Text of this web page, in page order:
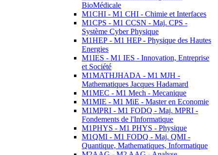
BioMédicale
M1CHI - M1 CHI - Chimie et Interfaces
M1CPS - M1 CCSN - Maj. CPS -
Système Cyber Physique
M1HEP - M1 HEP - Physique des Hautes
Energies
M1IES - M1 IES - Innovation, Entreprise
et Société
M1MATHJHADA - M1 MJH -
Mathematiques Jacques Hadamard
M1MEC - M1 Mech - Mecanique
M1MIE - M1 MiE - Master en Economie
M1MPRI - M1 FODQ - Maj. MPRI -
Fondements de l'Informatique
M1PHYS - M1 PHYS - Physique
M1QMI - M1 FODQ - Maj. QMI -
Quantique, Mathematiques, Informatique